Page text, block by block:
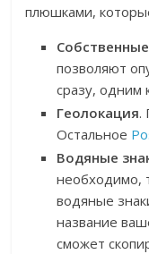
плюшками,
позволяют
сразу, одним
Геолокация.
Остальное
Водяные
необходимо,
водяные
название
сможет